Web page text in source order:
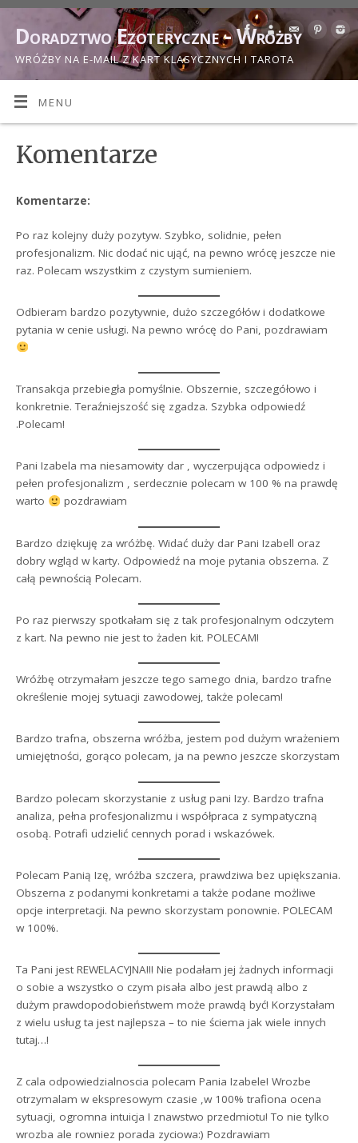
Doradztwo Ezoteryczne - Wróżby
WRÓŻBY NA E-MAIL Z KART KLASYCZNYCH I TAROTA
MENU
Komentarze
Komentarze:
Po raz kolejny duży pozytyw. Szybko, solidnie, pełen
profesjonalizm. Nic dodać nic ująć, na pewno wrócę jeszcze nie
raz. Polecam wszystkim z czystym sumieniem.
Odbieram bardzo pozytywnie, dużo szczegółów i dodatkowe
pytania w cenie usługi. Na pewno wrócę do Pani, pozdrawiam
Transakcja przebiegła pomyślnie. Obszernie, szczegółowo i
konkretnie. Teraźniejszość się zgadza. Szybka odpowiedź
.Polecam!
Pani Izabela ma niesamowity dar , wyczerpująca odpowiedz i
pełen profesjonalizm , serdecznie polecam w 100 % na prawdę
warto
pozdrawiam
Bardzo dziękuję za wróżbę. Widać duży dar Pani Izabell oraz
dobry wgląd w karty. Odpowiedź na moje pytania obszerna. Z
całą pewnością Polecam.
Po raz pierwszy spotkałam się z tak profesjonalnym odczytem
z kart. Na pewno nie jest to żaden kit. POLECAM!
Wróżbę otrzymałam jeszcze tego samego dnia, bardzo trafne
określenie mojej sytuacji zawodowej, także polecam!
Bardzo trafna, obszerna wróżba, jestem pod dużym wrażeniem
umiejętności, gorąco polecam, ja na pewno jeszcze skorzystam
Bardzo polecam skorzystanie z usług pani Izy. Bardzo trafna
analiza, pełna profesjonalizmu i współpraca z sympatyczną
osobą. Potrafi udzielić cennych porad i wskazówek.
Polecam Panią Izę, wróżba szczera, prawdziwa bez upiększania.
Obszerna z podanymi konkretami a także podane możliwe
opcje interpretacji. Na pewno skorzystam ponownie. POLECAM
w 100%.
Ta Pani jest REWELACYJNA!!! Nie podałam jej żadnych informacji
o sobie a wszystko o czym pisała albo jest prawdą albo z
dużym prawdopodobieństwem może prawdą być! Korzystałam
z wielu usług ta jest najlepsza – to nie ściema jak wiele innych
tutaj…!
Z cala odpowiedzialnoscia polecam Pania Izabele! Wrozbe
otrzymalam w ekspresowym czasie ,w 100% trafiona ocena
sytuacji, ogromna intuicja I znawstwo przedmiotu! To nie tylko
wrozba ale rowniez porada zyciowa:) Pozdrawiam